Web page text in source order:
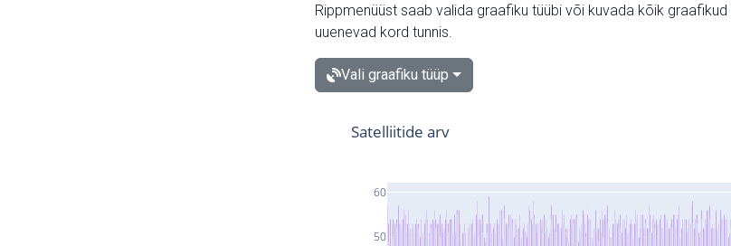
Rippmenüüst saab valida graafiku tüübi või kuvada kõik
uuenevad kord tunnis.
Vali graafiku tüüp
50
60
Satelliitide arv